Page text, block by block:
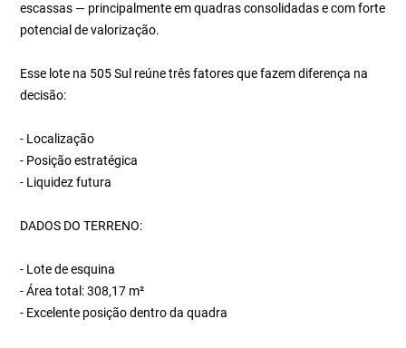
escassas — principalmente em quadras consolidadas e com forte
potencial de valorização.
Esse lote na 505 Sul reúne três fatores que fazem diferença na
decisão:
- Localização
- Posição estratégica
- Liquidez futura
DADOS DO TERRENO:
- Lote de esquina
- Área total: 308,17 m²
- Excelente posição dentro da quadra